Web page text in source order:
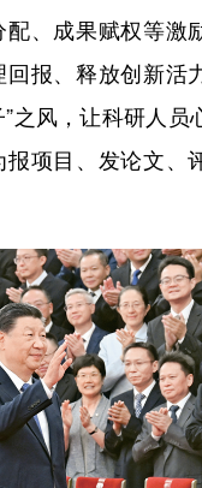
、成果赋权等激
回报、释放创新活
”之风，让科研人
项目、发论文、